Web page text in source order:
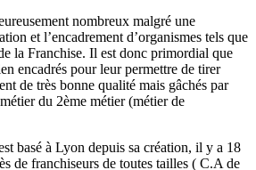
nombreux malgré une
et l’encadrement d’organismes tels que
la Franchise. Il est donc primordial que
encadrés pour leur permettre de tirer
de très bonne qualité mais gâchés par
du 2ème métier (métier de
basé à Lyon depuis sa création, il y a 18
de franchiseurs de toutes tailles ( C.A de